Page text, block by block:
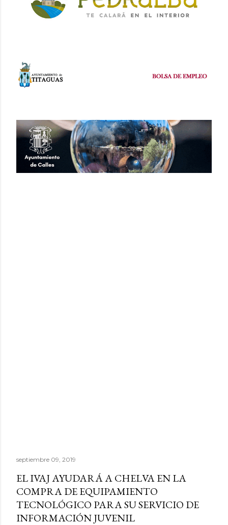
septiembre 09, 2019
EL IVAJ AYUDARÁ A CHELVA EN LA
COMPRA DE EQUIPAMIENTO
TECNOLÓGICO PARA SU SERVICIO DE
INFORMACIÓN JUVENIL